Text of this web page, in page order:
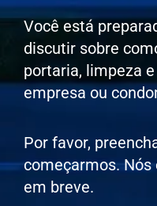
Você está
discutir sobre
portaria, limpeza
empresa ou
Por favor,
começarmos.
em breve.